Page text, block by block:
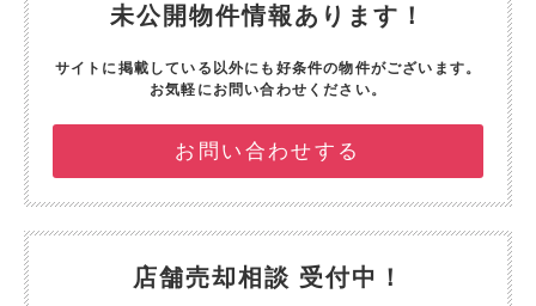
未公開物件情報あります！
サイトに掲載している以外にも好条件の物件がございます。
お気軽にお問い合わせください。
お問い合わせする
店舗売却相談 受付中！